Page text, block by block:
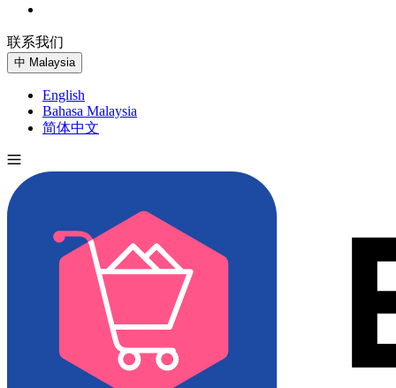
联系我们
中 Malaysia
English
Bahasa Malaysia
简体中文